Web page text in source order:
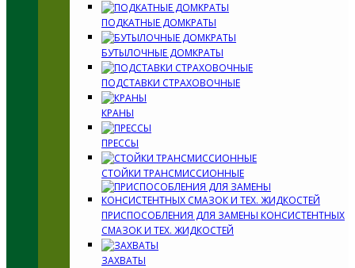
ПОДКАТНЫЕ ДОМКРАТЫ
БУТЫЛОЧНЫЕ ДОМКРАТЫ
ПОДСТАВКИ СТРАХОВОЧНЫЕ
КРАНЫ
ПРЕССЫ
СТОЙКИ ТРАНСМИССИОННЫЕ
ПРИСПОСОБЛЕНИЯ ДЛЯ ЗАМЕНЫ КОНСИСТЕНТНЫХ
СМАЗОК И ТЕХ. ЖИДКОСТЕЙ
ЗАХВАТЫ